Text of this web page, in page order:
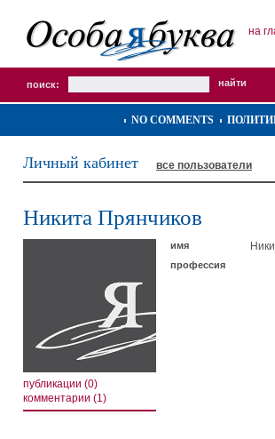
на
поиск:
NO COMMENTS
Личный кабинет все пользователи
Никита Прянчиков
публикации (0)
комментарии (1)
имя
профессия